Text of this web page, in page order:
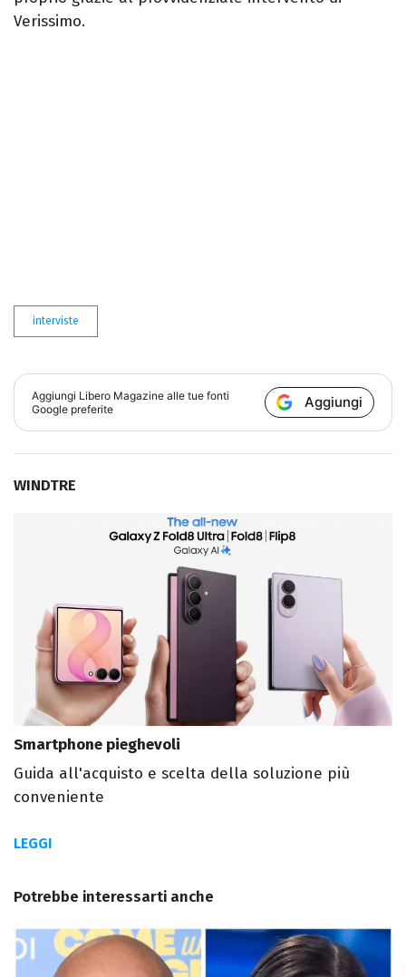
Verissimo.
interviste
Aggiungi Libero Magazine alle tue fonti
Google preferite
Aggiungi
WINDTRE
Smartphone pieghevoli
Guida all'acquisto e scelta della soluzione più
conveniente
LEGGI
Potrebbe interessarti anche